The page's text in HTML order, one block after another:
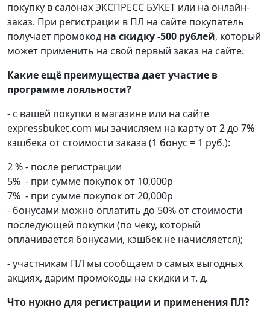
покупку в салонах ЭКСПРЕСС БУКЕТ или на онлайн-
заказ. При регистрации в ПЛ на сайте покупатель
получает промокод на скидку -500 рублей, который
может применить на свой первый заказ на сайте.
Какие ещё преимущества дает участие в
программе лояльности?
- с вашей покупки в магазине или на сайте
expressbuket.com мы зачисляем на карту от 2 до 7%
кэшбека от стоимости заказа (1 бонус = 1 руб.):
2 % - после регистрации
5% - при сумме покупок от 10,000р
7% - при сумме покупок от 20,000р
- бонусами можно оплатить до 50% от стоимости
последующей покупки (по чеку, который
оплачивается бонусами, кэшбек не начисляется);
- участникам ПЛ мы сообщаем о самых выгодных
акциях, дарим промокоды на скидки и т. д.
Что нужно для регистрации и применения ПЛ?